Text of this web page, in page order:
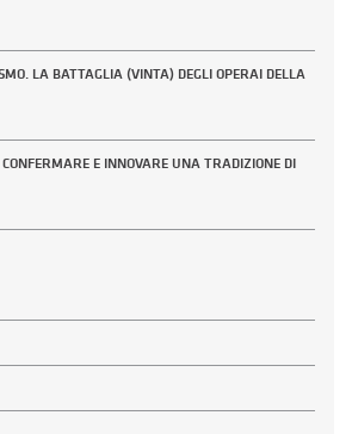
LA BATTAGLIA (VINTA) DEGLI OPERAI DELLA
E INNOVARE UNA TRADIZIONE DI